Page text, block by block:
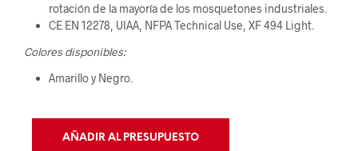
rotación de la mayoría de los mosquetones industriales.
CE EN 12278, UIAA, NFPA Technical Use, XF 494 Light.
Colores disponibles:
Amarillo y Negro.
AÑADIR AL PRESUPUESTO